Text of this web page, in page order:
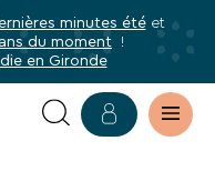
minutes étéet
du moment !
en Gironde